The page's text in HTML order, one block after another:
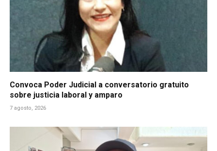
Convoca Poder Judicial a conversatorio gratuito
sobre justicia laboral y amparo
7 agosto, 2026